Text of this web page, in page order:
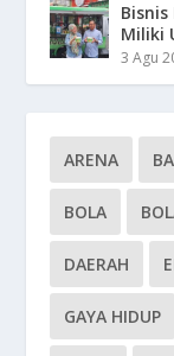
Miliki
3 Agu
ARENA
BOLA
DAERAH
GAYA HIDUP